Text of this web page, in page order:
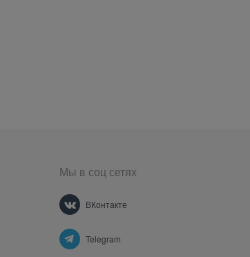
Мы в соц сетях
ВКонтакте
Telegram